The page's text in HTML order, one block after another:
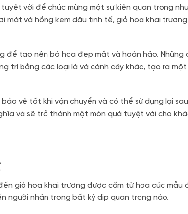
vời để chúc mừng một sự kiện quan trọng
mát và hồng kem dâu tinh tế, giỏ hoa khai
để tạo nên bó hoa đẹp mắt và hoàn hảo. Những
trí bằng các loại lá và cành cây khác, tạo ra một
vệ tốt khi vận chuyển và có thể sử dụng lại
và sẽ trở thành một món quà tuyệt vời cho
giỏ hoa khai trương được cắm từ hoa cúc mẫu
người nhận trong bất kỳ dịp quan trọng nào.